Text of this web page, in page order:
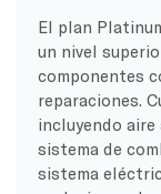
El plan
un nivel
componentes
reparaciones.
incluyendo
sistema de
sistema